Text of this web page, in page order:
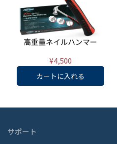
高重量ネイルハンマー
¥4,500
カートに入れる
サポート